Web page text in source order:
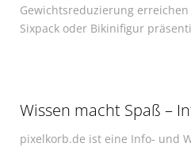
Gewichtsreduzierung
Sixpack oder Bikinifigur
Wissen macht Spaß –
pixelkorb.de ist eine Info- und